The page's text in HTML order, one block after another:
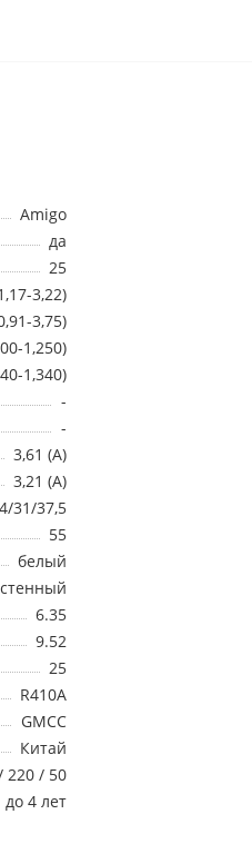
Amigo
да
25
3,22)
3,75)
1,250)
1,340)
-
-
3,61 (A)
3,21 (A)
31/37,5
55
белый
6.35
9.52
25
R410A
GMCC
Китай
220 / 50
до 4 лет